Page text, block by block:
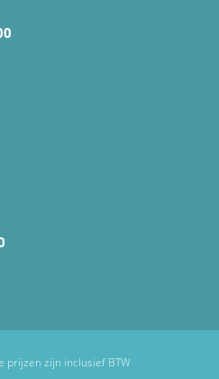
prijzen zijn inclusief BTW